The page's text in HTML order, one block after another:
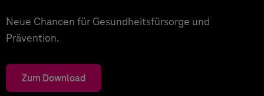
Neue Chancen für Gesundheitsfürsorge und
Prävention.
Zum Download